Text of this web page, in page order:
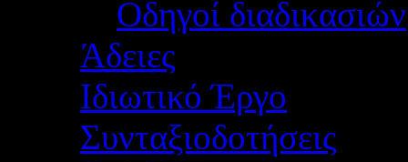
Οδηγοί διαδικασιών
Άδειες
Ιδιωτικό Έργο
Συνταξιοδοτήσεις